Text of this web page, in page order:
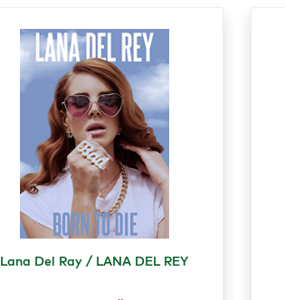
Lana Del Ray / LANA DEL REY